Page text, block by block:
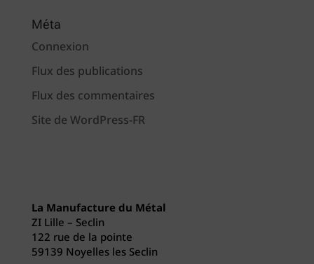
Méta
Connexion
Flux des publications
Flux des commentaires
Site de WordPress-FR
La Manufacture du Métal
ZI Lille – Seclin
122 rue de la pointe
59139 Noyelles les Seclin